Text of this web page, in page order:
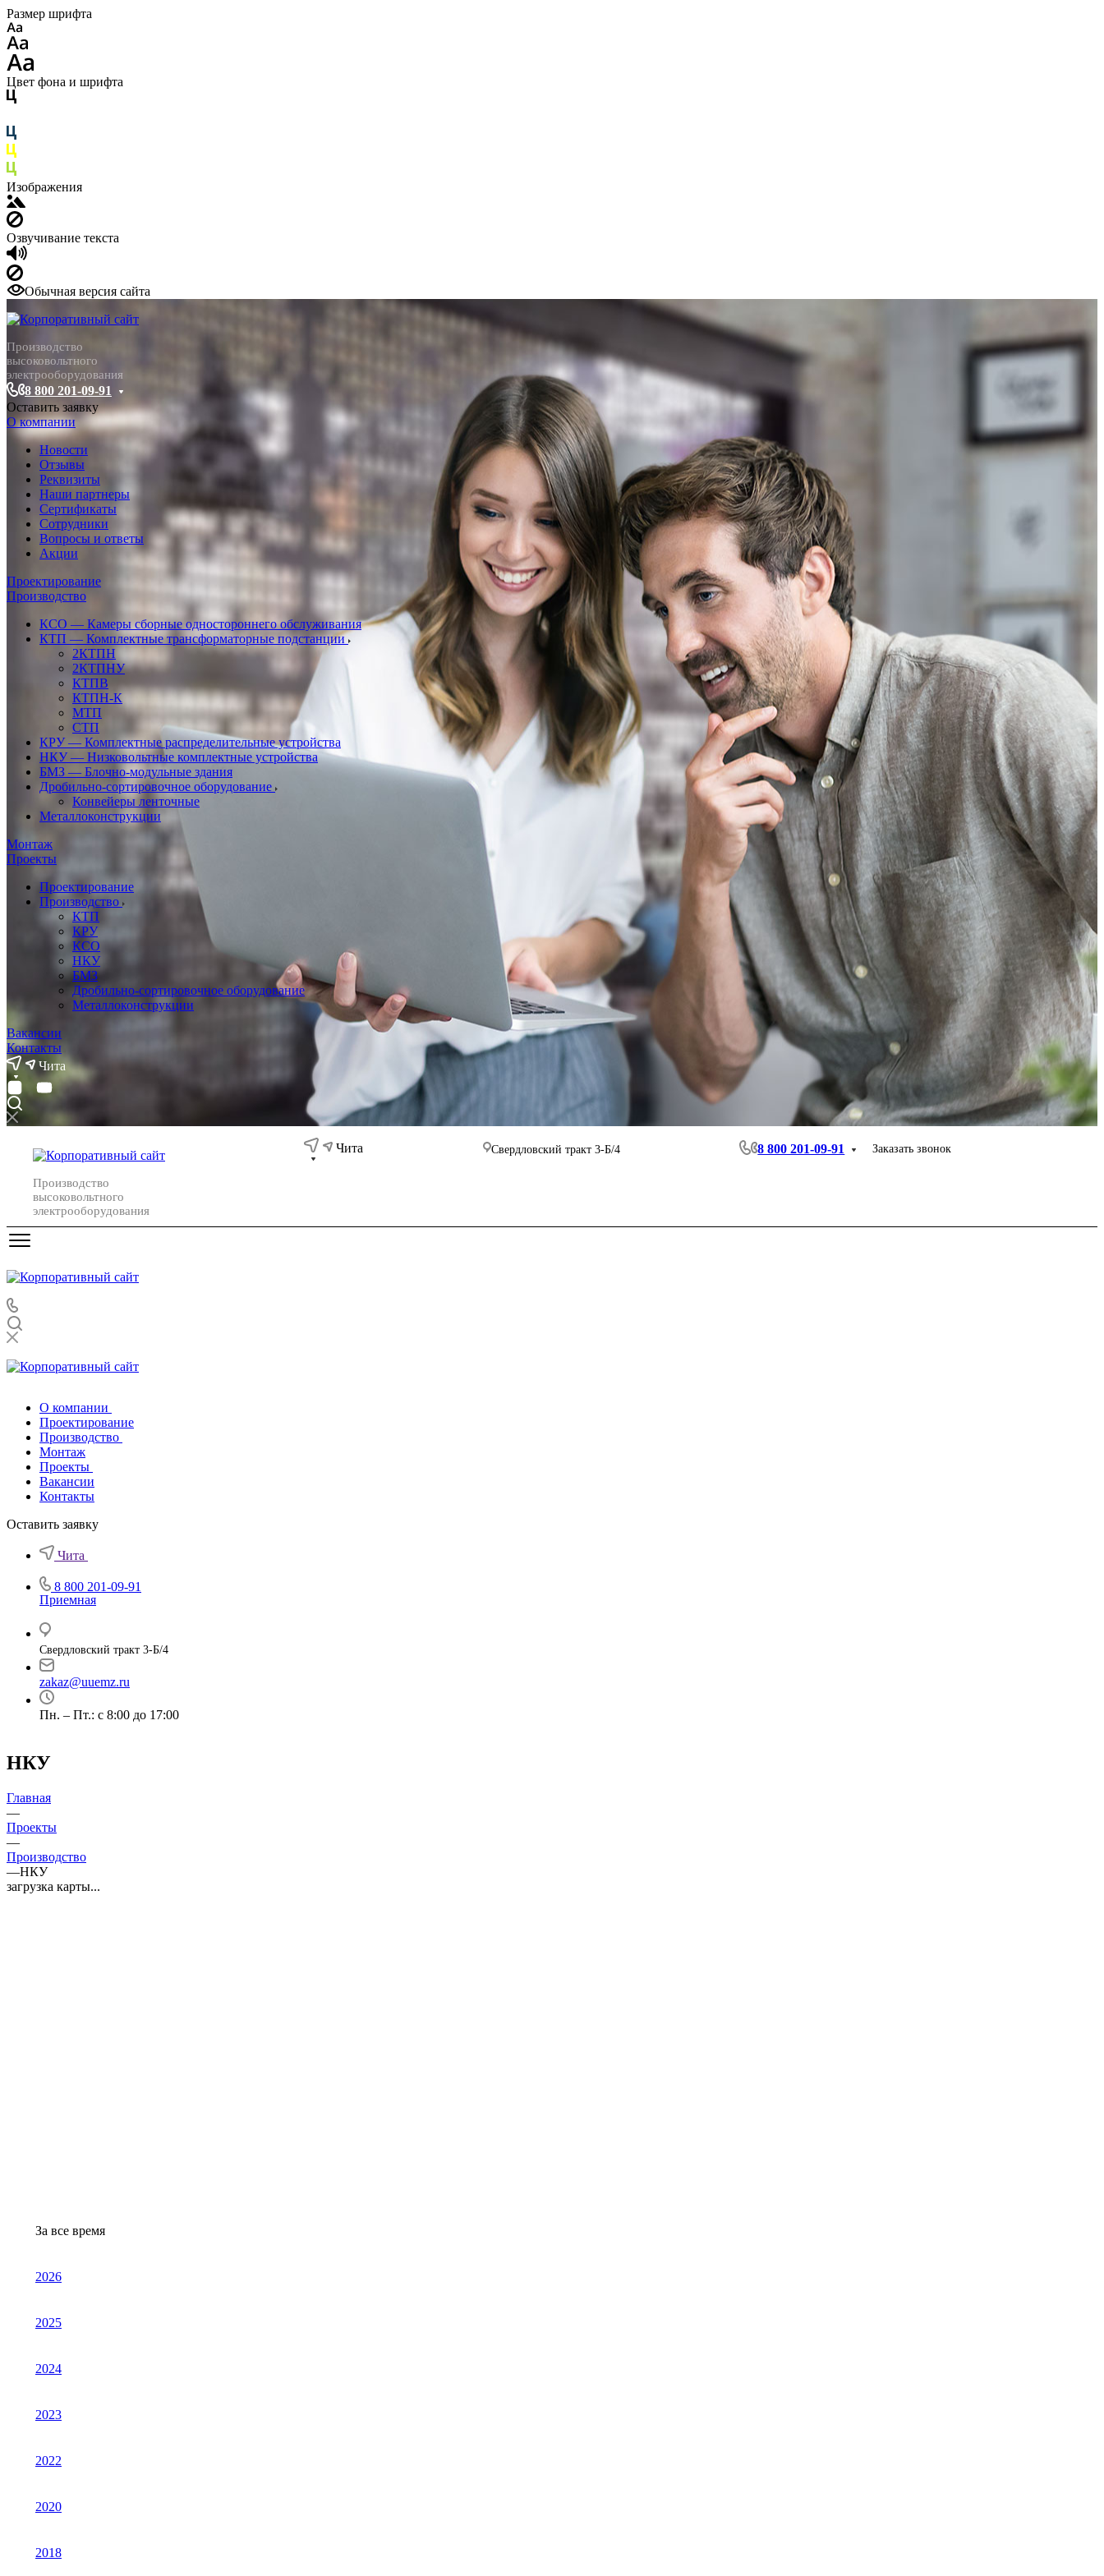
Размер шрифта
Цвет фона и шрифта
Изображения
Озвучивание текста
Обычная версия сайта
Производство
высоковольтного
электрооборудования
8 800 201-09-91
Оставить заявку
О компании
Новости
Отзывы
Реквизиты
Наши партнеры
Сертификаты
Сотрудники
Вопросы и ответы
Акции
Проектирование
Производство
КСО — Камеры сборные одностороннего обслуживания
КТП — Комплектные трансформаторные подстанции
2КТПН
2КТПНУ
КТПВ
КТПН-К
МТП
СТП
КРУ — Комплектные распределительные устройства
НКУ — Низковольтные комплектные устройства
БМЗ — Блочно-модульные здания
Дробильно-сортировочное оборудование
Конвейеры ленточные
Металлоконструкции
Монтаж
Проекты
Проектирование
Производство
КТП
КРУ
КСО
НКУ
БМЗ
Дробильно-сортировочное оборудование
Металлоконструкции
Вакансии
Контакты
Чита
Производство
высоковольтного
электрооборудования
Чита Свердловский тракт 3-Б/4 8 800 201-09-91 Заказать звонок
О компании
Проектирование
Производство
Монтаж
Проекты
Вакансии
Контакты
Оставить заявку
Чита
8 800 201-09-91
Приемная
Свердловский тракт 3-Б/4
zakaz@uuemz.ru
Пн. – Пт.: с 8:00 до 17:00
НКУ
Главная
—
Проекты
—
Производство
—НКУ
загрузка карты...
За все время
2026
2025
2024
2023
2022
2020
2018